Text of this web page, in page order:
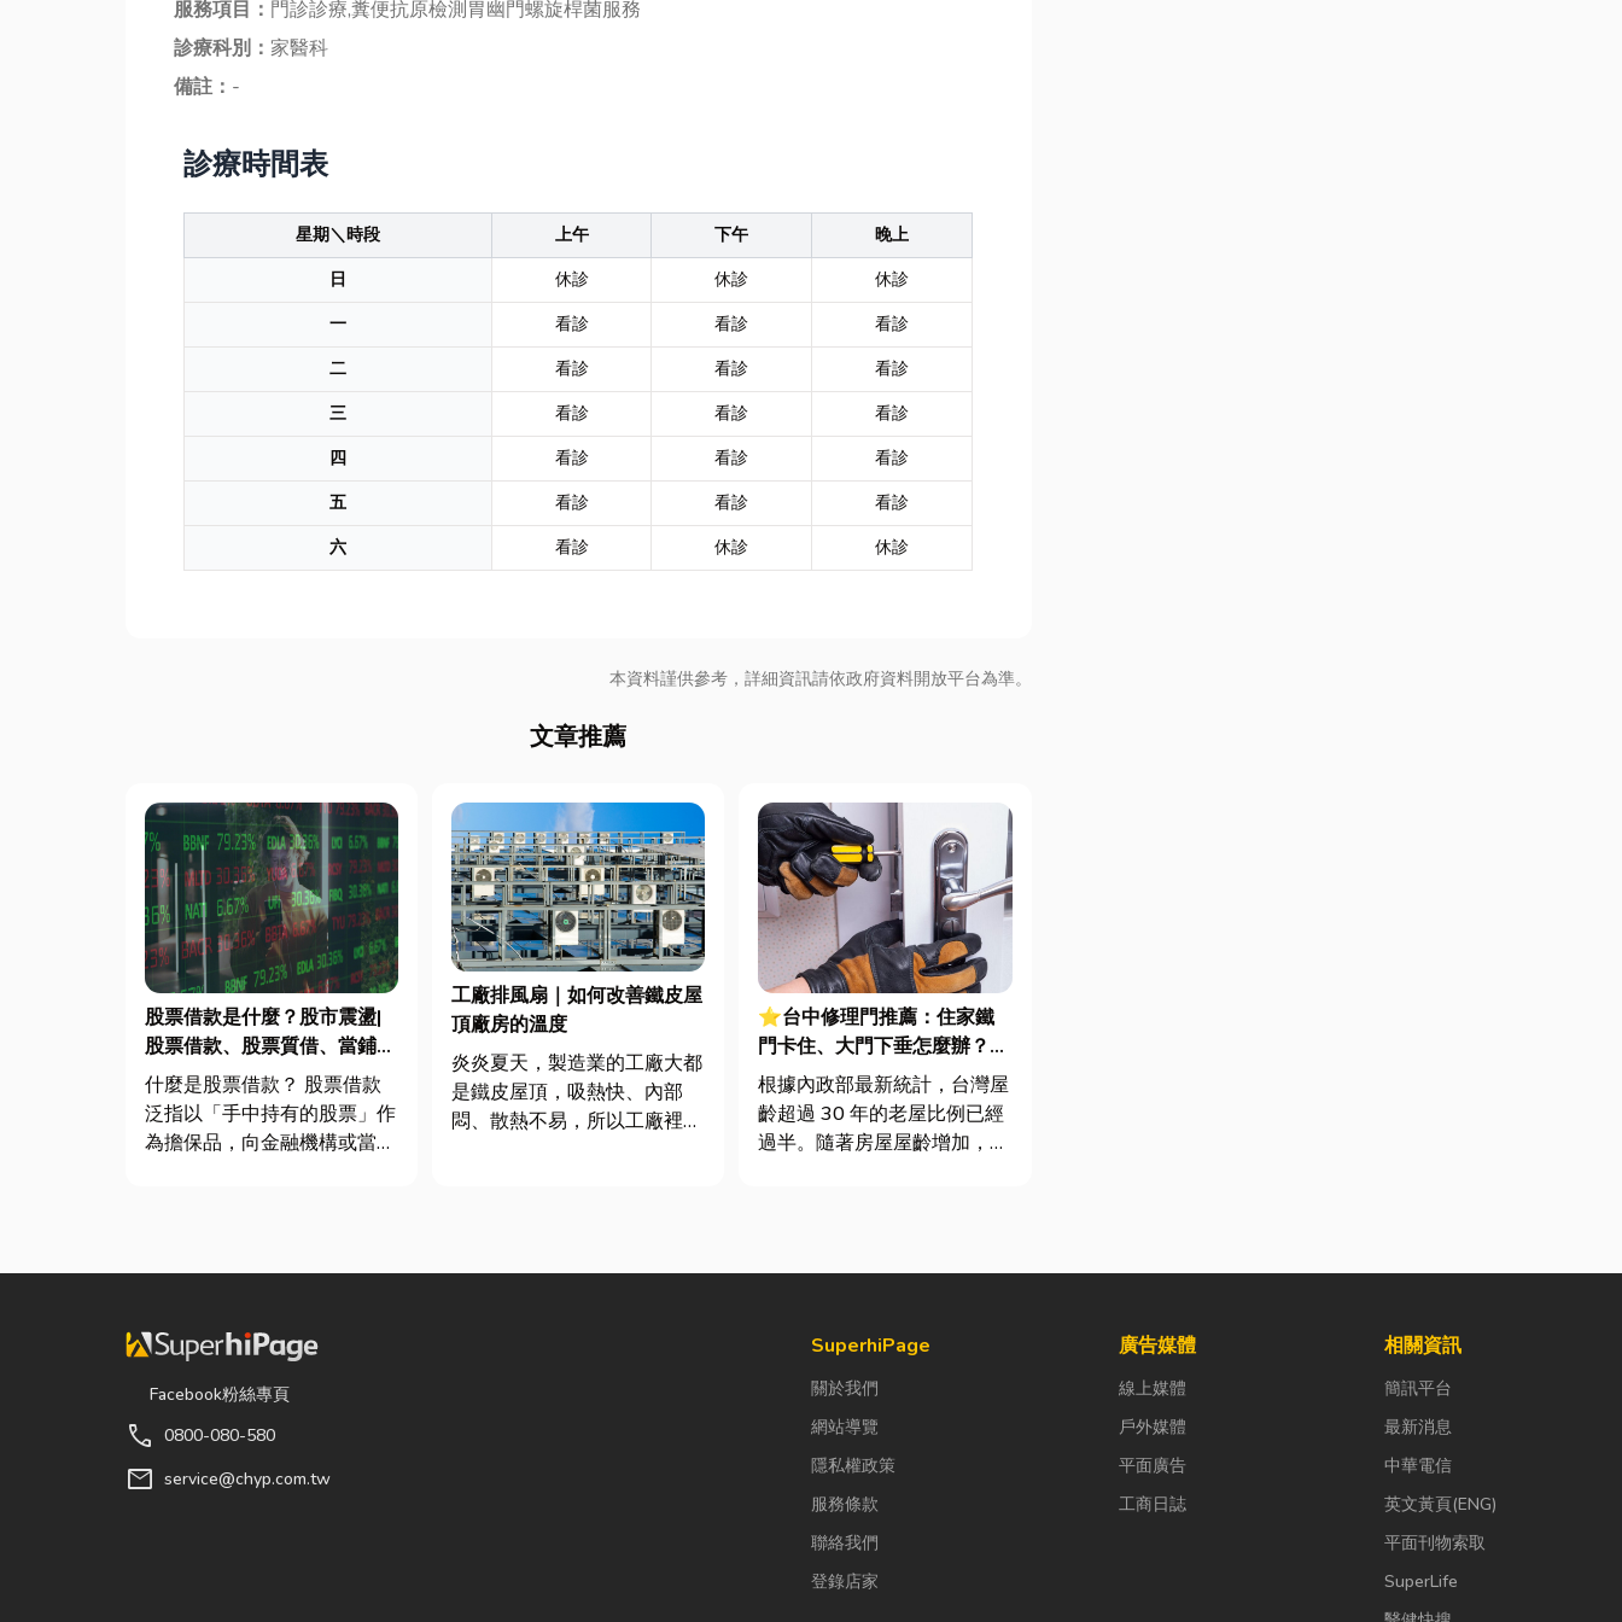
服務項目： 門診診療,糞便抗原檢測胃幽門螺旋桿菌服務
診療科別： 家醫科
備註： -
診療時間表
星期＼時段 上午 下午
晚上
日
休診 休診
休診
一
看診 看診
看診
二
看診 看診
看診
三
看診 看診
看診
四
看診 看診
看診
五
看診 看診
看診
六
看診 休診 休診
本資料謹供參考，詳細資訊請依政府資料開放平台為準。
文章推薦
股票借款是什麼？股市震盪|
股票借款、股票質借、當鋪借
款完整比較
什麼是股票借款？ 股票借款
泛指以「手中持有的股票」作
為擔保品，向金融機構或當舖
款，以...
工廠排風扇｜如何改善鐵皮屋
頂廠房的溫度
炎炎夏天，製造業的工廠大都
是鐵皮屋頂，吸熱快、內部
悶、散熱不易，所以工廠裡的
⭐台中修理門推薦：住家鐵
門卡住、大門下垂怎麼辦？維
修費用與不銹鋼工程一次看
根據內政部最新統計，台灣屋
齡超過 30 年的老屋比例已經
過半。隨著房屋屋齡增加，金
Facebook粉絲專頁
call 0800-080-580
mail service@chyp.com.tw
SuperhiPage
關於我們
網站導覽
隱私權政策
服務條款
聯絡我們
登錄店家
廣告媒體
線上媒體
戶外媒體
平面廣告
工商日誌
相關資訊
簡訊平台
最新消息
中華電信
英文黃頁(ENG)
平面刊物索取
SuperLife